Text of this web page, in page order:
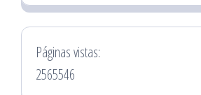
Páginas vistas:
2565546